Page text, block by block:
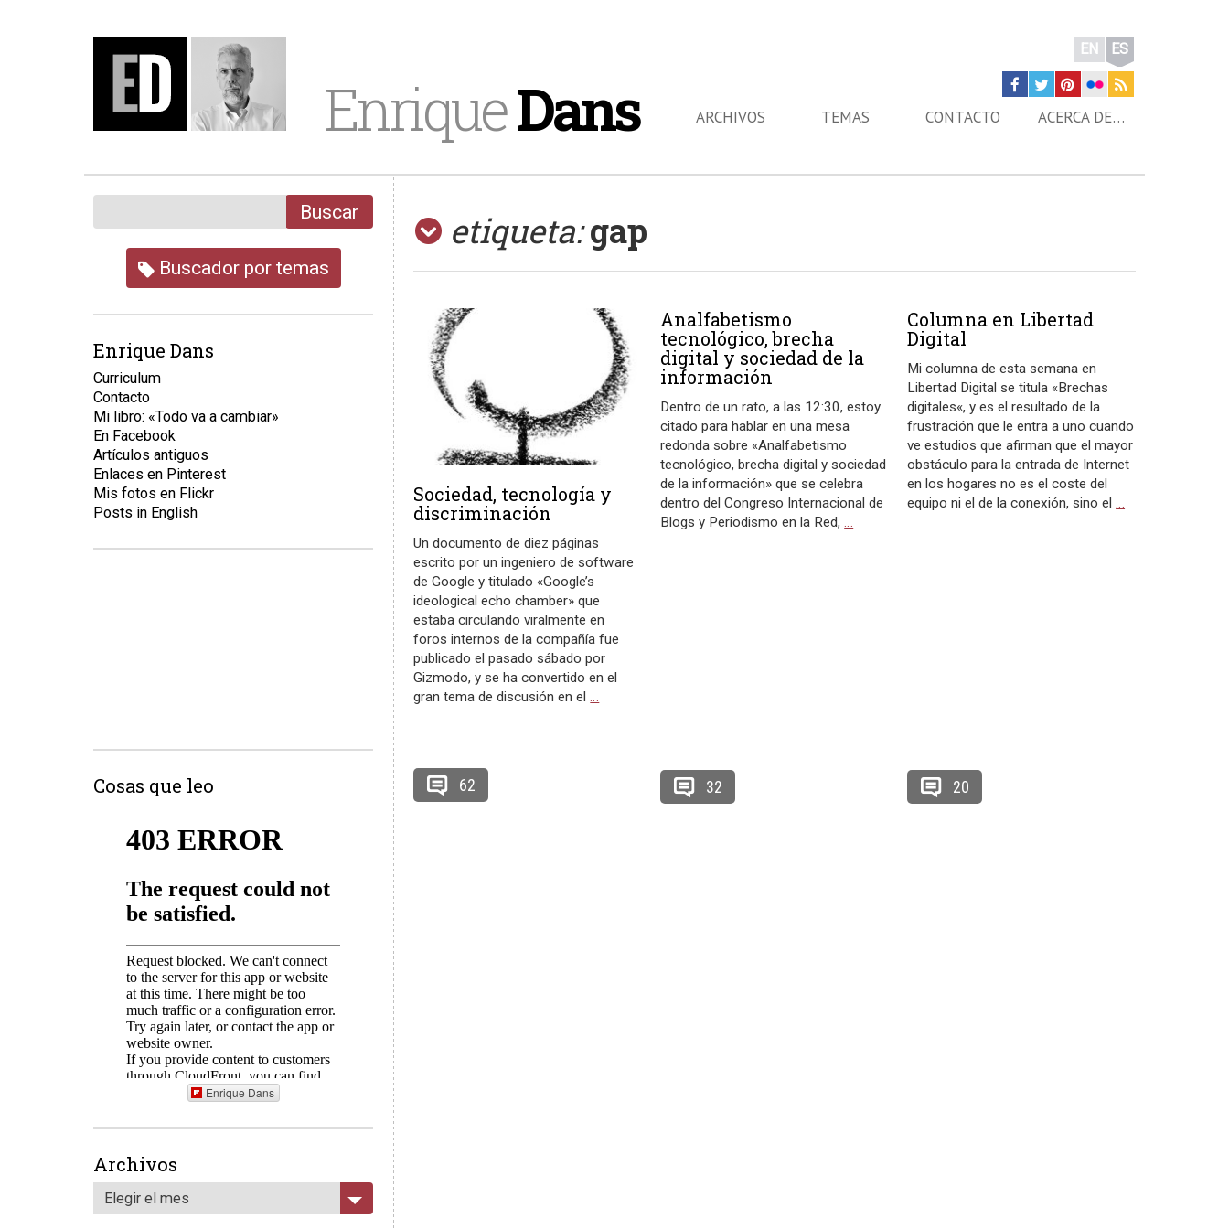
EnriqueDans
EN ES
ARCHIVOS TEMAS CONTACTO ACERCA DE…
etiqueta: gap
Sociedad, tecnología y
discriminación
Un documento de diez páginas
escrito por un ingeniero de software
de Google y titulado «Google’s
ideological echo chamber» que
estaba circulando viralmente en
foros internos de la compañía fue
publicado el pasado sábado por
Gizmodo, y se ha convertido en el
gran tema de discusión en el…
62
Analfabetismo
tecnológico, brecha
digital y sociedad de la
información
Dentro de un rato, a las 12:30, estoy
citado para hablar en una mesa
redonda sobre «Analfabetismo
tecnológico, brecha digital y sociedad
de la información» que se celebra
dentro del Congreso Internacional de
Blogs y Periodismo en la Red,…
32
Columna en Libertad
Digital
Mi columna de esta semana en
Libertad Digital se titula «Brechas
digitales«, y es el resultado de la
frustración que le entra a uno cuando
ve estudios que afirman que el mayor
obstáculo para la entrada de Internet
en los hogares no es el coste del
equipo ni el de la conexión, sino el…
20
Buscar
Buscador por temas
Enrique Dans
Curriculum
Contacto
Mi libro: «Todo va a cambiar»
En Facebook
Artículos antiguos
Enlaces en Pinterest
Mis fotos en Flickr
Posts in English
Cosas que leo
Enrique Dans
Archivos
Elegir el mes